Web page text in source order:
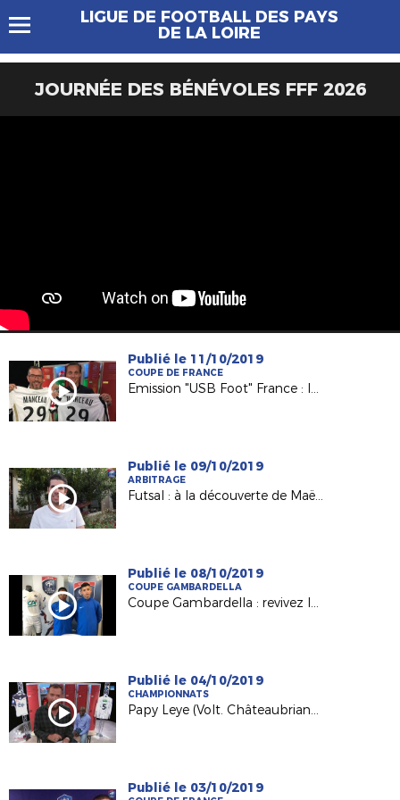
LIGUE DE FOOTBALL DES PAYS
DE LA LOIRE
JOURNÉE DES BÉNÉVOLES FFF 2026
Publié le 11/10/2019
COUPE DE FRANCE
Emission "USB Foot" France : le 5e tour de la Coupe de France à l'honneur !
Publié le 09/10/2019
ARBITRAGE
Futsal : à la découverte de Maël Messaoudi promu en D1 FFF
Publié le 08/10/2019
COUPE GAMBARDELLA
Coupe Gambardella : revivez le tirage au sort du 3e tour
Publié le 04/10/2019
CHAMPIONNATS
Papy Leye (Volt. Châteaubriant - N3) invité de l'émission "USB Foot" !
Publié le 03/10/2019